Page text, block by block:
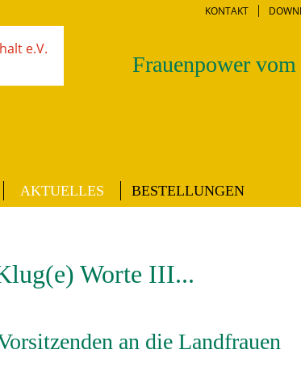
KONTAKT
Frauenpower
AKTUELLES BESTELLUNGEN
Worte III...
an die Landfrauen